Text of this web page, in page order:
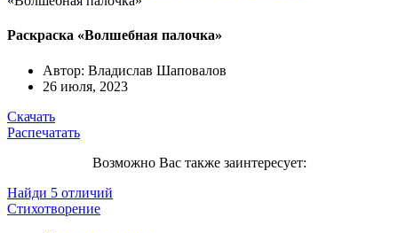
Раскраска «Волшебная палочка»
Автор: Владислав Шаповалов
26 июля, 2023
Скачать
Распечатать
Возможно Вас также заинтересует:
Найди 5 отличий
Стихотворение